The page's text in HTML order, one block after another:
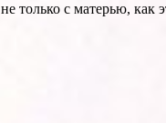
только с матерью, как